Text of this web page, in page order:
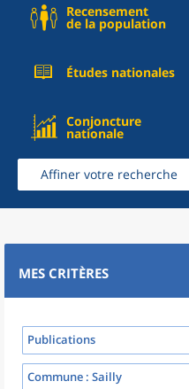
Recensement
de la population
Études nationales
Conjoncture
nationale
Affiner votre recherche
MES CRITÈRES
Publications
Commune : Sailly